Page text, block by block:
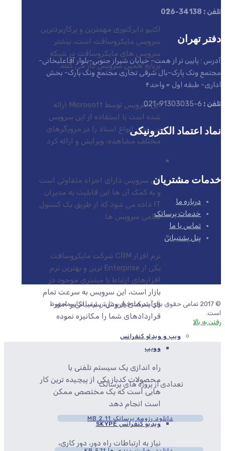
اکتیو دایرکتوری مهمترین و پرکاربردترین
سرویس مایکروسافت است، بیشتر
سرویس های مایکروسافت در شبکه
برپایه همین سرویس کار می کنند
EXCHANGE SERVER
این سرویس توسط Microsoft ارائه
شده است با استفاده از این سرویس
می توان انواع اسناد را در مرورگرهای
مختلف مشاهده، ویرایش و ارائه کرد
این سرویس دارای اجزاء متفاوتی است
و به کمک آن ها این قابلیت به مدیران
IT داده می شود که از طریق یک کنسول
تمامی سرویس ها.
نرم افزار CRM شرکت مایکروسافت
یکی از Enterprise ترین و بهترین نرم
افزارهای ارتباط با مشتری موجود در
بازار است، این سرویس به سرعت تمام
فرآیندهای فروش، پشتیبانی و امور
قراردادهای شما را مکانیزه نموده
ویپ و ویدئو کنفرانس
وویپ
راه اندازی یک سیستم تلفنی با
محصولات کدباز یکی از پیچیده ترین کار
هایی است که یک مختصص ممکن
است انجام دهد
ویدیو کنفرانس SKYPE
نیاز به ارتباطات راه دور، دور کاری،
تلفن : 34138-026
دفتر تهران
آدرس : پایین تر از همت- خیابان شیراز جنوبی-بلوار آقاعلیخانی-
مجتمع ونک پارک-بال شرقی تجاری مجتمع ونک پارک- بخش
اداری- طبقه اول – واحد۴
تلفن : 6-91303035-021
نماد اعتماد الکترونیکی
خدمات مشتریان
درباره ما
خدمات پرساتک
تماس با ما
پنل پشتیبانی
© 2017 تمامی حقوق برای شرکت فراز پردازش پرسا تکاپو محفوظ
است.
رفتن به بالا
تعدادی از پروژه های پرساتک
دانلود رزومه پرساتک 2.11 MB